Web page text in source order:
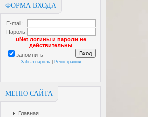
ФОРМА ВХОДА
E-mail:
Пароль:
uNet логины и пароли не
действительны
запомнить
Забыл пароль Регистрация
МЕНЮ САЙТА
Главная